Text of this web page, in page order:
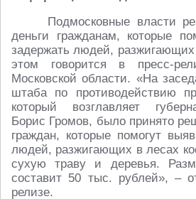
Подмосковные власти
деньги гражданам, которые
задержать людей,
этом говорится в пресс-
Московской области. «На
штаба по противодействию
который возглавляет
Борис Громов, было принято
граждан, которые помогут
людей, разжигающих в лесах
сухую траву и деревья.
составит 50 тыс. рублей», –
релизе.